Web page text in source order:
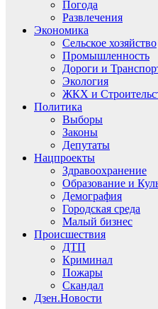
Погода
Развлечения
Экономика
Сельское хозяйство
Промышленность
Дороги и
Экология
ЖКХ и
Политика
Выборы
Законы
Депутаты
Нацпроекты
Здравоохранение
Образование и
Демография
Городская среда
Малый бизнес
Происшествия
ДТП
Криминал
Пожары
Скандал
Дзен.Новости